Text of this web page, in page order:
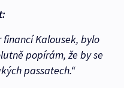
Kalousek, bylo
popírám, že by se
passatech.“